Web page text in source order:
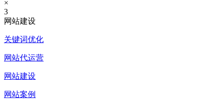
×
3
网站建设
关键词优化
网站代运营
网站建设
网站案例